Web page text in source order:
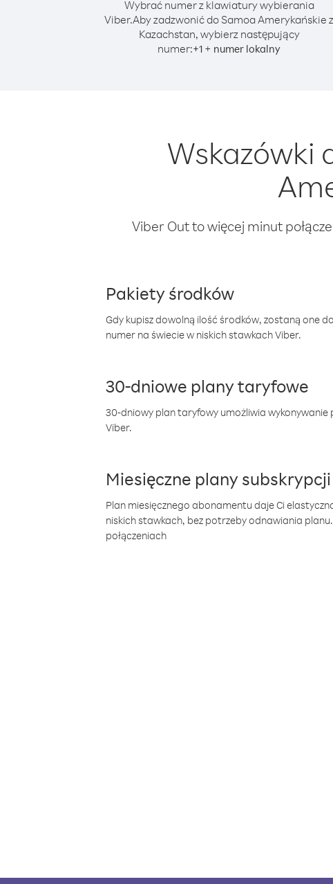
Wybrać numer z klawiatury wybierania
Viber.Aby zadzwonić do Samoa Amerykańskie z
Kazachstan, wybierz następujący
numer:+1 + numer lokalny
Wskazówki
Viber Out to więcej minut
Pakiety środków
Gdy kupisz dowolną ilość środków, zostaną one
numer na świecie w niskich stawkach Viber.
30-dniowe plany taryfowe
30-dniowy plan taryfowy umożliwia
Viber.
Miesięczne plany subskrypcji
Plan miesięcznego abonamentu daje Ci
niskich stawkach, bez potrzeby odnawiania
połączeniach